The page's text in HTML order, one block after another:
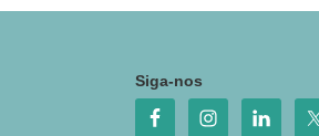
Siga-nos